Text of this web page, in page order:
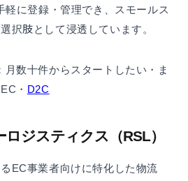
軽に登録・管理でき、スモールス
択肢として浸透しています。
月数十件からスタートしたい・ま
・ D2C
ジスティクス（RSL）
EC事業者向けに特化した物流